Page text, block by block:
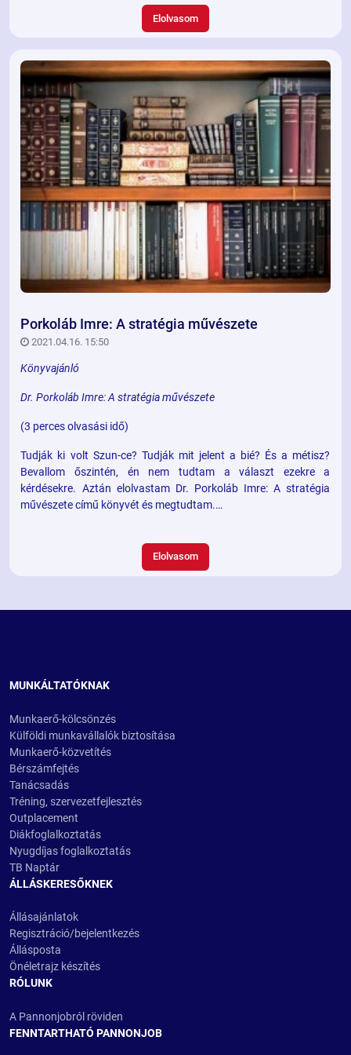
jutott a kezembe a Harward Business Review
Pszichológiasorozat 4. könyvecskéje, amely az Empátia címet
munkája, benne tíz fejezetben a HBR-ben korábban megjelent, a
témával foglalkozó tanulmányok, riportok kerültek
bemutatásra.
Elolvasom
Porkoláb Imre: A stratégia művészete
2021.04.16. 15:50
Könyvajánló
Dr. Porkoláb Imre: A stratégia művészete
(3 perces olvasási idő)
Tudják ki volt Szun-ce? Tudják mit jelent a bié? És a métisz?
Bevallom őszintén, én nem tudtam a választ ezekre a
kérdésekre. Aztán elolvastam Dr. Porkoláb Imre: A stratégia
művészete című könyvét és megtudtam.
Elolvasom
MUNKÁLTATÓKNAK
Munkaerő-kölcsönzés
Külföldi munkavállalók biztosítása
Munkaerő-közvetítés
Bérszámfejtés
Tanácsadás
Tréning, szervezetfejlesztés
Outplacement
Diákfoglalkoztatás
Nyugdíjas foglalkoztatás
TB Naptár
ÁLLÁSKERESŐKNEK
Állásajánlatok
Regisztráció/bejelentkezés
Állásposta
Önéletrajz készítés
RÓLUNK
A Pannonjobról röviden
FENNTARTHATÓ PANNONJOB